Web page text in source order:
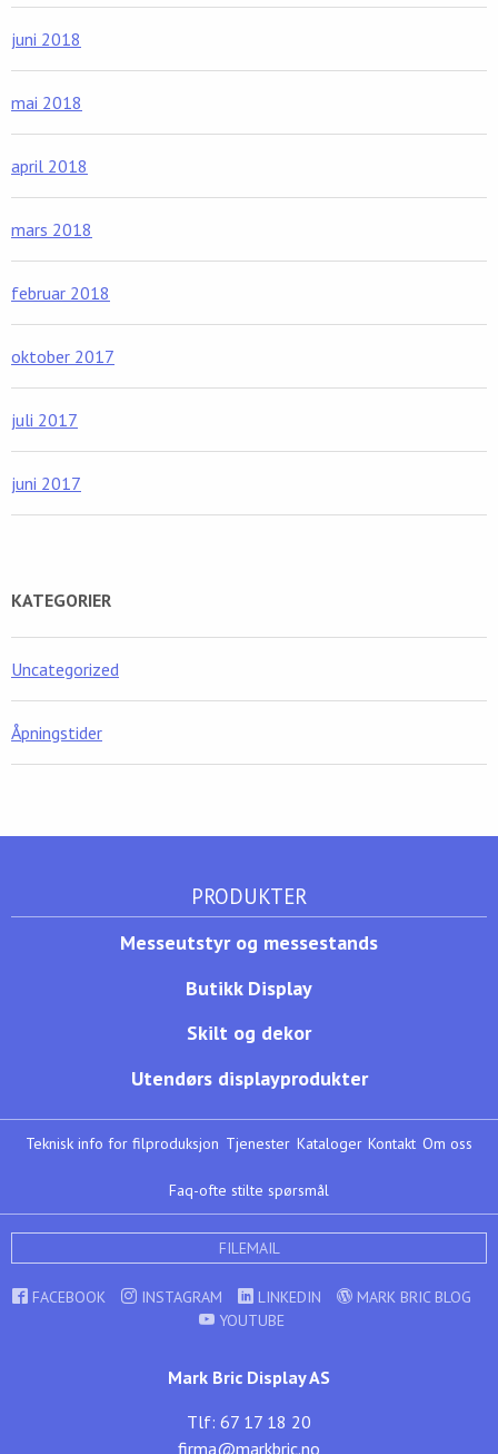
juni 2018
mai 2018
april 2018
mars 2018
februar 2018
oktober 2017
juli 2017
juni 2017
KATEGORIER
Uncategorized
Åpningstider
PRODUKTER
Messeutstyr og messestands
Butikk Display
Skilt og dekor
Utendørs displayprodukter
Teknisk info for filproduksjon Tjenester Kataloger Kontakt Om oss
Faq-ofte stilte spørsmål
FILEMAIL
FACEBOOK INSTAGRAM LINKEDIN
MARK BRIC BLOG
YOUTUBE
Mark Bric Display AS
Tlf: 67 17 18 20
firma@markbric.no